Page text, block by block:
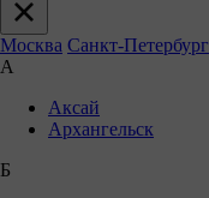
Москва Санкт-Петербург
А
Аксай
Архангельск
Б